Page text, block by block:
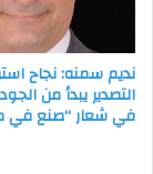
نديم سمنه: نجاح
التصدير يبدأ من
في شعار “صنع في